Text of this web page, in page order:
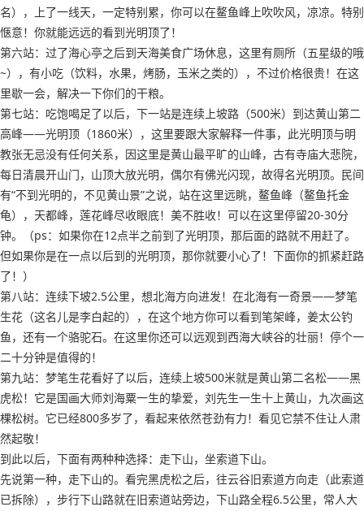
名），上了一线天，一定特别累，你可以在鳌鱼峰上吹吹风，凉凉。特别
惬意！你就能远远的看到光明顶了！
第六站：过了海心亭之后到天海美食广场休息，这里有厕所（五星级的哦
~），有小吃（饮料，水果，烤肠，玉米之类的），不过价格很贵！在这
里歇一会，解决一下你们的干粮。
第七站：吃饱喝足了以后，下一站是连续上坡路（500米）到达黄山第二
高峰——光明顶（1860米），这里要跟大家解释一件事，此光明顶与明
教张无忌没有任何关系，因这里是黄山最平旷的山峰，古有寺庙大悲院，
每日清晨开山门，山顶大放光明，偶尔有佛光闪现，故得名光明顶。民间
有“不到光明的，不见黄山景”之说，站在这里远眺，鳌鱼峰（鳌鱼托金
龟），天都峰，莲花峰尽收眼底！美不胜收！可以在这里停留20-30分
钟。（ps：如果你在12点半之前到了光明顶，那后面的路就不用赶了。
但如果你是在一点以后到的光明顶，那你就要小心了！下面你的抓紧赶路
了！）
第八站：连续下坡2.5公里，想北海方向进发！在北海有一奇景——梦笔
生花（这名儿是李白起的），在这个地方你可以看到笔架峰，姜太公钓
鱼，还有一个骆驼石。在这里你还可以远观到西海大峡谷的壮丽！停个一
二十分钟是值得的！
第九站：梦笔生花看好了以后，连续上坡500米就是黄山第二名松——黑
虎松！它是国画大师刘海粟一生的挚爱，刘先生一生十上黄山，九次画这
棵松树。它已经800多岁了，看起来依然苍劲有力！看见它禁不住让人肃
然起敬！
到此以后，下面有两种种选择：走下山，坐索道下山。
先说第一种，走下山的。看完黑虎松之后，往云谷旧索道方向走（此索道
已拆除），步行下山路就在旧索道站旁边，下山路全程6.5公里，常人大